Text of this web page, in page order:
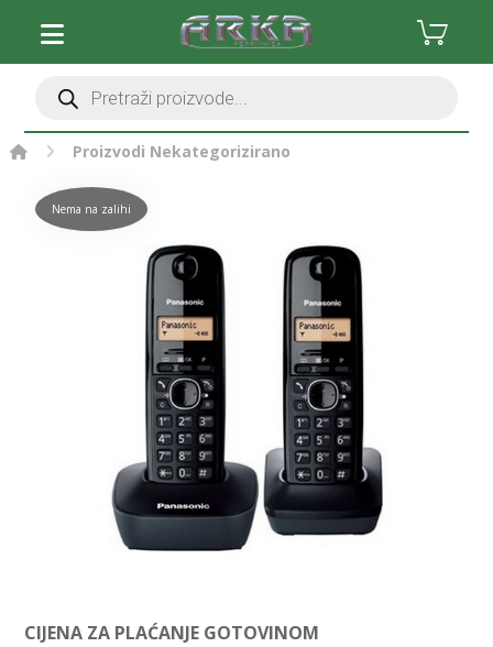
Proizvodi Nekategorizirano
Nema na zalihi
CIJENA ZA PLAĆANJE GOTOVINOM